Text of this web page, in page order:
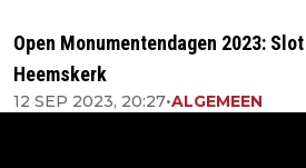
Open Monumentendagen 2023:
Heemskerk
12 SEP 2023, 20:27•ALGEMEEN